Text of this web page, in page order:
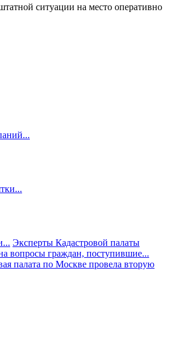
ситуации на место оперативно
Эксперты Кадастровой палаты
вопросы граждан, поступившие...
палата по Москве провела вторую